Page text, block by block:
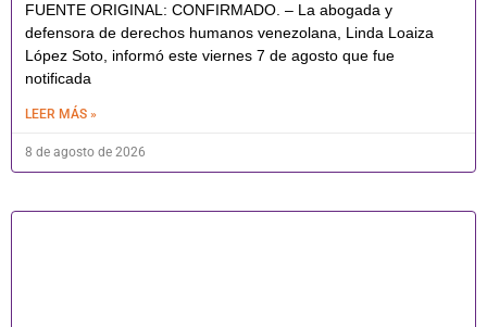
FUENTE ORIGINAL: CONFIRMADO. – La abogada y
defensora de derechos humanos venezolana, Linda Loaiza
López Soto, informó este viernes 7 de agosto que fue
notificada
LEER MÁS »
8 de agosto de 2026